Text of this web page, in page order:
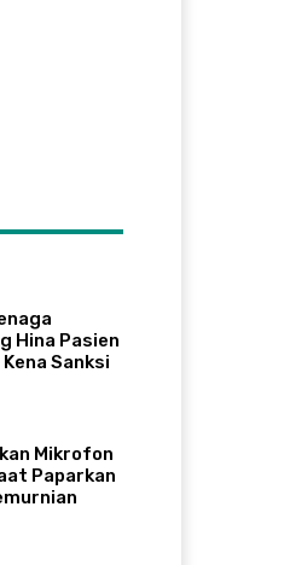
Hina Pasien
Sanksi
Mikrofon
Paparkan